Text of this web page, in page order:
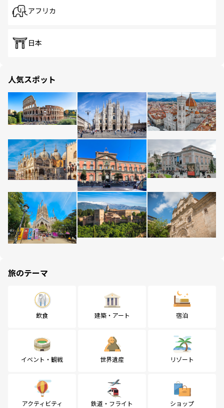
アフリカ
日本
人気スポット
旅のテーマ
飲食 建築・アート 宿泊
イベント・観戦 世界遺産 リゾート
アクティビティ 鉄道・フライト ショップ